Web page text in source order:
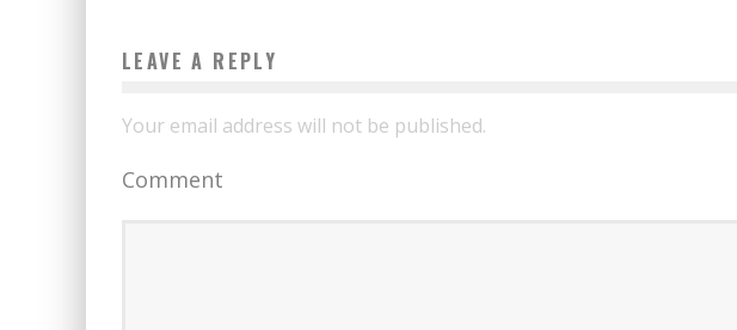
LEAVE A REPLY
Your email address will not be published.
Comment